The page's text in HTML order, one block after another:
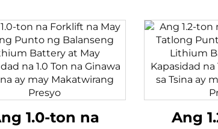
1.0-ton na
Ang